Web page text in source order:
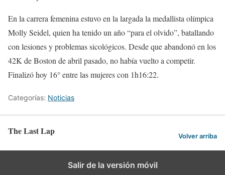
En la carrera femenina estuvo en la largada la medallista olímpica
Molly Seidel, quien ha tenido un año “para el olvido”, batallando
con lesiones y problemas sicológicos. Desde que abandonó en los
42K de Boston de abril pasado, no había vuelto a competir.
Finalizó hoy 16° entre las mujeres con 1h16:22.
Categorías: Noticias
The Last Lap Volver arriba
Salir de la versión móvil